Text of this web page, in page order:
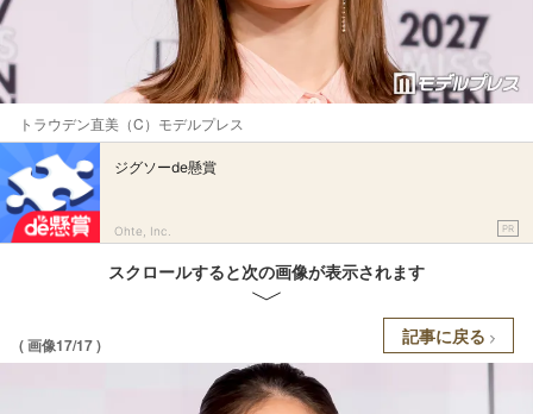
トラウデン直美（C）モデルプレス
ジグソーde懸賞
Ohte, Inc. PR
スクロールすると次の画像が表示されます
( 画像17/17 ) 記事に戻る